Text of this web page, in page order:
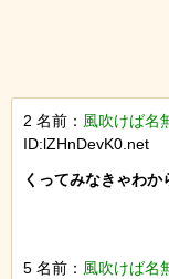
2 名前： 風吹けば名
ID:lZHnDevK0.net
くってみなきゃわか
5 名前： 風吹けば名